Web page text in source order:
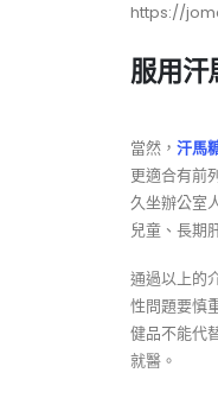
https://
服用汗
當然， 汗馬
更適合有前
久坐辦公室
兒童、長期
通過以上的
性問題要慎
健品不能代
就醫。